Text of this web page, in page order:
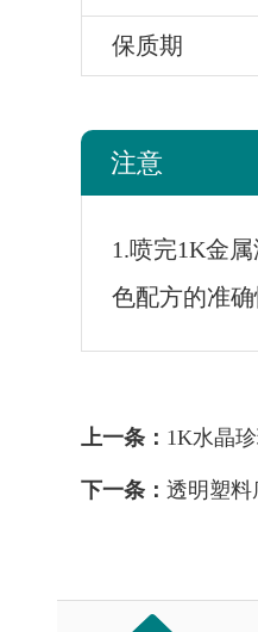
保质期
注意
1.喷完1K金
色配方的准
上一条： 1K水晶
下一条： 透明塑料